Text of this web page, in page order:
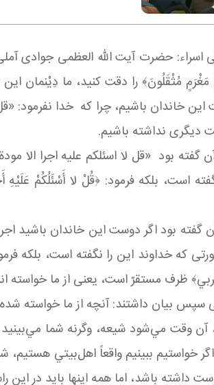
اسراء: حضرت آیتالله العظمی جوادی
مَغْرَمٍ مُثْقَلُونَ﴾ را دقت كنيد، ما دِيْنمان
خاندان باشيم، چرا که خدا نفرمود: «قل
ديگری نداشته باشيم.
گفته بود «قل لا اسئلكم عليه اجرا الا
است، بلکه فرمود: ﴿قُلْ لا أَسْئَلُكُمْ عَلَيْهِ
گفته بود اگر دوست اين خاندان باشيد
که خداوند اين را نگفته است، بلکه
ظرف مستقرّ است، یعنی از ما خواسته
سپس بیان داشتند: آنچه از ما خواسته
آن وقت مي‌شود شيعه، وگرنه شما
خواستيم ببينيم واقعاً اهل‌بيتي
باشد، اما همه اينها بايد در اين